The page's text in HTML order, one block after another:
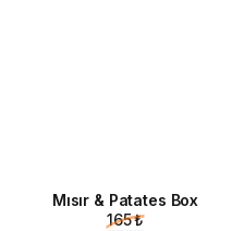
Mısır & Patates Box
165 ₺